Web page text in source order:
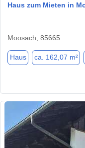
Haus zum Mieten in
Moosach, 85665
Haus ca. 162,07 m²